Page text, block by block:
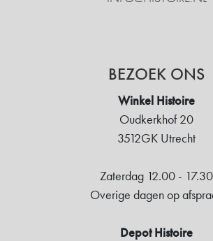
BEZOEK ONS
Winkel Histoire
Oudkerkhof 20
3512GK Utrecht
Zaterdag 12.00 - 17.30
Overige dagen op
Depot Histoire